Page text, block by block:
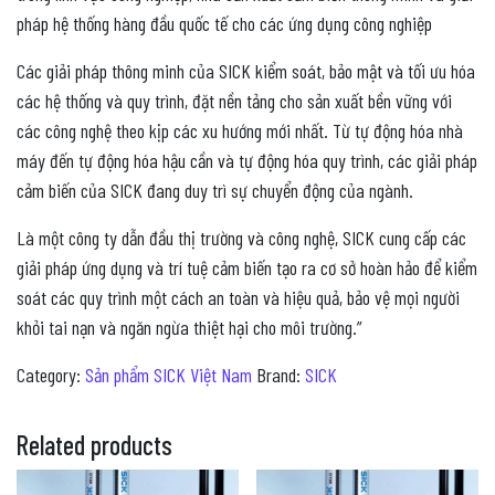
pháp hệ thống hàng đầu quốc tế cho các ứng dụng công nghiệp
Các giải pháp thông minh của SICK kiểm soát, bảo mật và tối ưu hóa
các hệ thống và quy trình, đặt nền tảng cho sản xuất bền vững với
các công nghệ theo kịp các xu hướng mới nhất. Từ tự động hóa nhà
máy đến tự động hóa hậu cần và tự động hóa quy trình, các giải pháp
cảm biến của SICK đang duy trì sự chuyển động của ngành.
Là một công ty dẫn đầu thị trường và công nghệ, SICK cung cấp các
giải pháp ứng dụng và trí tuệ cảm biến tạo ra cơ sở hoàn hảo để kiểm
soát các quy trình một cách an toàn và hiệu quả, bảo vệ mọi người
khỏi tai nạn và ngăn ngừa thiệt hại cho môi trường.”
Category: Sản phẩm SICK Việt Nam Brand: SICK
Related products